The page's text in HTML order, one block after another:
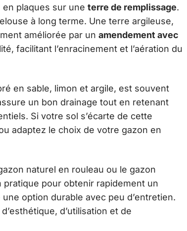
plaques sur une terre de remplissage.
à long terme. Une terre argileuse,
améliorée par un amendement avec
facilitant l’enracinement et l’aération du
en sable, limon et argile, est souvent
un bon drainage tout en retenant
Si votre sol s’écarte de cette
adaptez le choix de votre gazon en
naturel en rouleau ou le gazon
pour obtenir rapidement un
option durable avec peu d’entretien.
d’utilisation et de